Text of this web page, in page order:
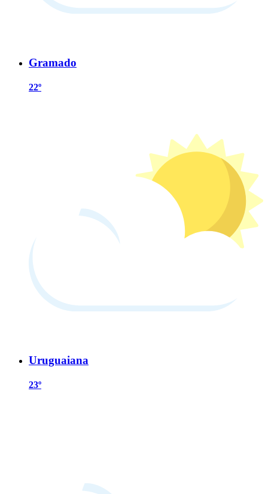
Gramado
22º
Uruguaiana
23º